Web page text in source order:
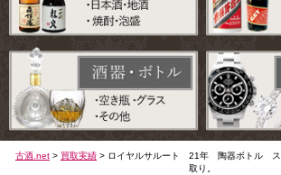
古酒.net > 買取実績 > ロイヤルサルート 21年 陶器ボトル
取り。